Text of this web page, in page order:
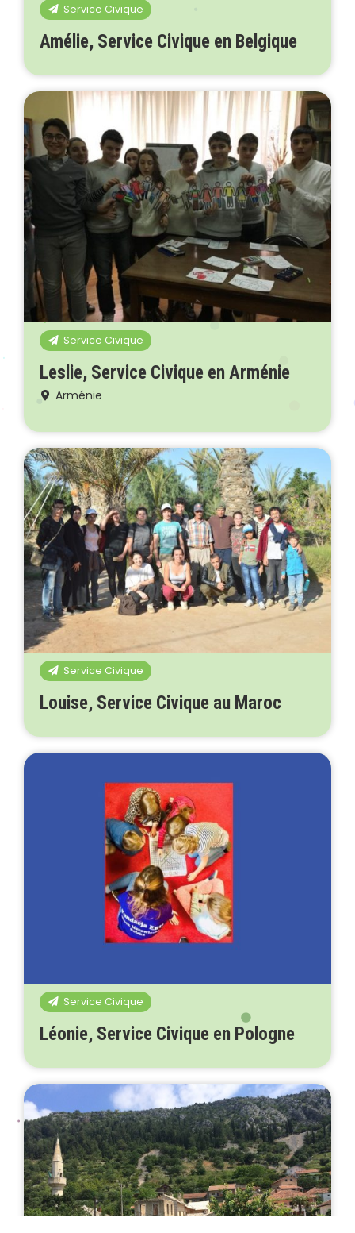
Service Civique
Amélie, Service Civique en Belgique
Service Civique
Leslie, Service Civique en Arménie
Arménie
Service Civique
Louise, Service Civique au Maroc
Service Civique
Léonie, Service Civique en Pologne